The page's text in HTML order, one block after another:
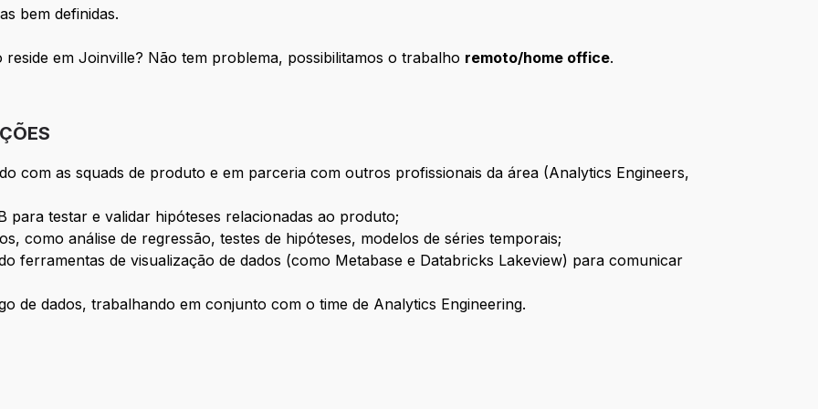
bem definidas.
em Joinville? Não tem problema, possibilitamos o trabalho remoto/home office.
com as squads de produto e em parceria com outros profissionais da área (Analytics Engineers,
para testar e validar hipóteses relacionadas ao produto;
como análise de regressão, testes de hipóteses, modelos de séries temporais;
ferramentas de visualização de dados (como Metabase e Databricks Lakeview) para comunicar
de dados, trabalhando em conjunto com o time de Analytics Engineering.